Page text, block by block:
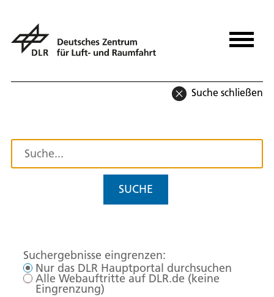
Suche schließen
SUCHE
Suchergebnisse eingrenzen:
Nur das DLR Hauptportal durchsuchen
Alle Webauftritte auf DLR.de (keine
Eingrenzung)